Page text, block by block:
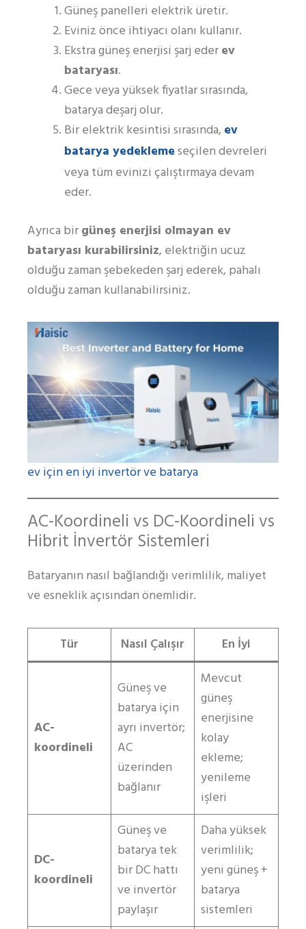
Güneş panelleri elektrik üretir.
Eviniz önce ihtiyacı olanı kullanır.
Ekstra güneş enerjisi şarj ederev
bataryası.
Gece veya yüksek fiyatlar sırasında,
batarya deşarj olur.
Bir elektrik kesintisi sırasında, ev
batarya yedeklemeseçilen devreleri
veya tüm evinizi çalıştırmaya devam
eder.
Ayrıca birgüneş enerjisi olmayan ev
bataryası kurabilirsiniz, elektriğin ucuz
olduğu zaman şebekeden şarj ederek, pahalı
olduğu zaman kullanabilirsiniz.
ev için en iyi invertör ve batarya
AC-Koordineli vs DC-Koordineli vs
Hibrit İnvertör Sistemleri
Bataryanın nasıl bağlandığı verimlilik, maliyet
ve esneklik açısından önemlidir.
Tür Nasıl Çalışır En İyi
AC-
koordineli
Güneş ve
batarya için
ayrı invertör;
AC
üzerinden
bağlanır
Mevcut
güneş
enerjisine
kolay
ekleme;
yenileme
işleri
DC-
koordineli
Güneş ve
batarya tek
bir DC hattı
ve invertör
paylaşır
Daha yüksek
verimlilik;
yeni güneş +
batarya
sistemleri